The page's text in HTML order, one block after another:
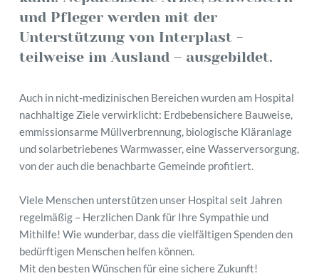
und Pfleger werden mit der
Unterstützung von Interplast -
teilweise im Ausland – ausgebildet.
Auch in nicht-medizinischen Bereichen wurden am Hospital
nachhaltige Ziele verwirklicht: Erdbebensichere Bauweise,
emmissionsarme Müllverbrennung, biologische Kläranlage
und solarbetriebenes Warmwasser, eine Wasserversorgung,
von der auch die benachbarte Gemeinde profitiert.
Viele Menschen unterstützen unser Hospital seit Jahren
regelmäßig – Herzlichen Dank für Ihre Sympathie und
Mithilfe! Wie wunderbar, dass die vielfältigen Spenden den
bedürftigen Menschen helfen können.
Mit den besten Wünschen für eine sichere Zukunft!